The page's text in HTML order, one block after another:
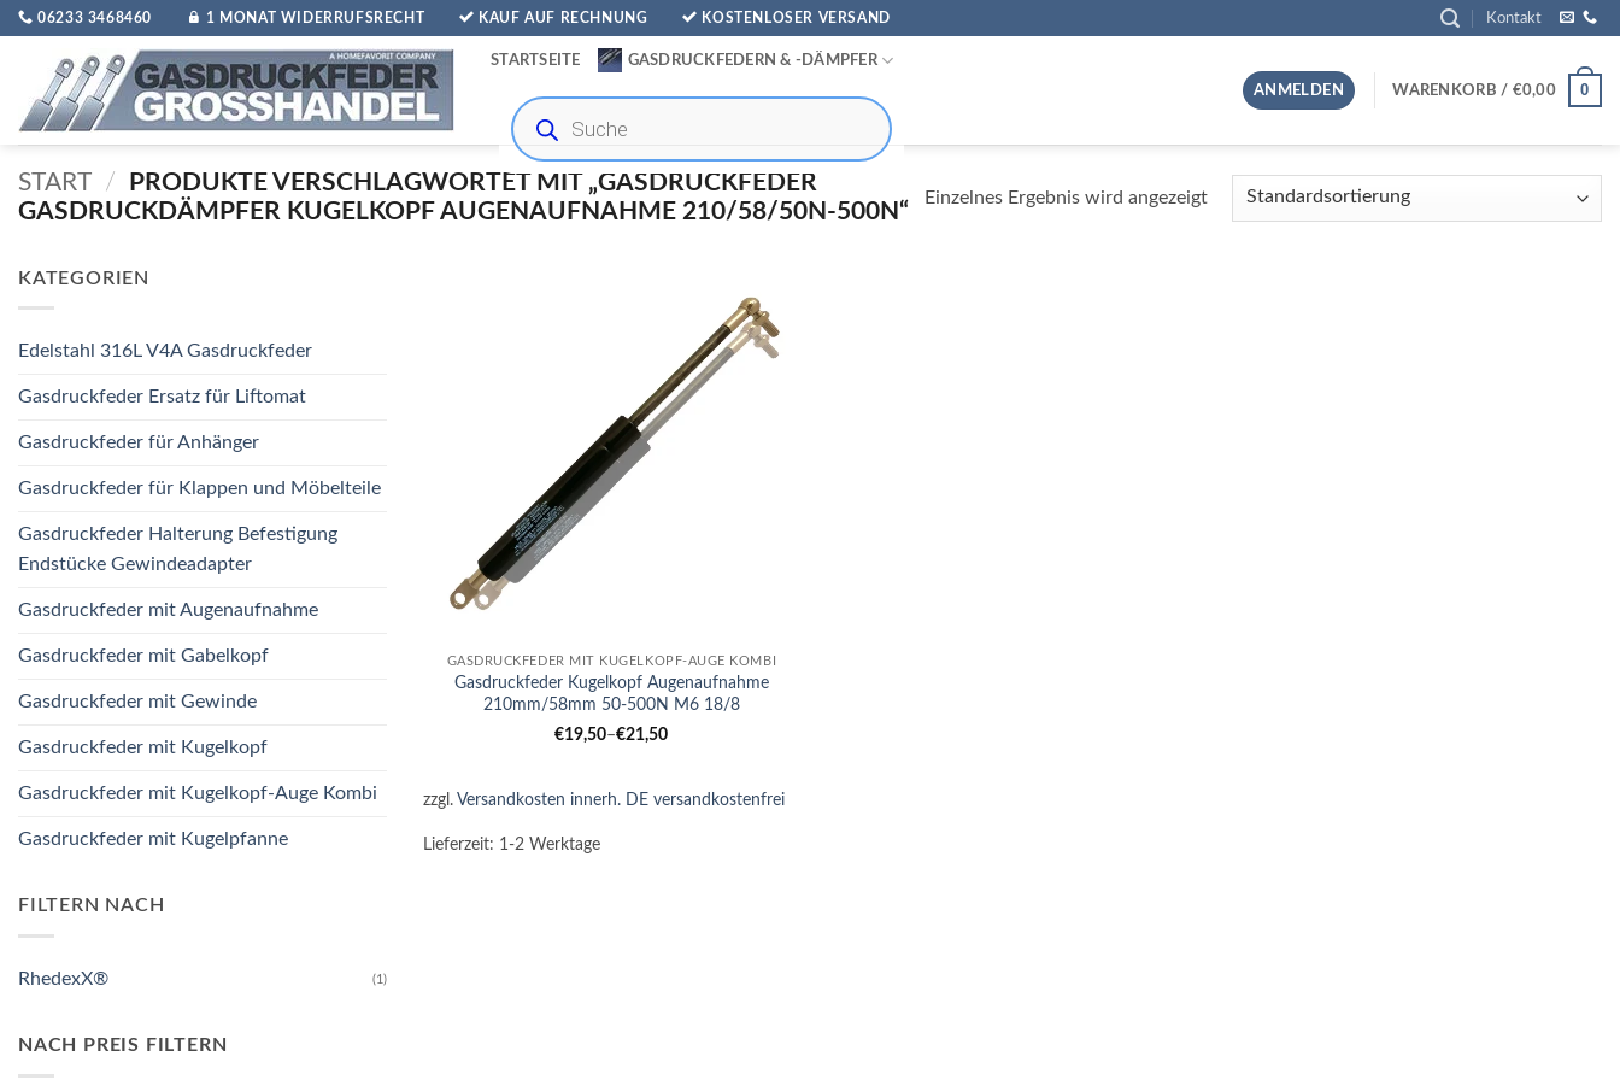
Zum
springen
06233 3468460 1 MONAT WIDERRUFSRECHT KAUF AUF RECHNUNG KOSTENLOSER VERSAND Kontakt
STARTSEITE GASDRUCKFEDERN & -DÄMPFER
Products
search
ANMELDEN WARENKORB / €0,00 0
START /
PRODUKTE VERSCHLAGWORTET MIT „GASDRUCKFEDER
GASDRUCKDÄMPFER KUGELKOPF AUGENAUFNAHME 210/58/50N-500N“
Einzelnes Ergebnis wird angezeigt
KATEGORIEN
Edelstahl 316L V4A Gasdruckfeder
Gasdruckfeder Ersatz für Liftomat
Gasdruckfeder für Anhänger
Gasdruckfeder für Klappen und Möbelteile
Gasdruckfeder Halterung Befestigung
Endstücke Gewindeadapter
Gasdruckfeder mit Augenaufnahme
Gasdruckfeder mit Gabelkopf
Gasdruckfeder mit Gewinde
Gasdruckfeder mit Kugelkopf
Gasdruckfeder mit Kugelkopf-Auge Kombi
Gasdruckfeder mit Kugelpfanne
FILTERN NACH
RhedexX® (1)
NACH PREIS FILTERN
GASDRUCKFEDER MIT KUGELKOPF-AUGE KOMBI
Gasdruckfeder Kugelkopf Augenaufnahme
210mm/58mm 50-500N M6 18/8
€19,50–€21,50
zzgl. Versandkosten innerh. DE versandkostenfrei
Lieferzeit: 1-2 Werktage